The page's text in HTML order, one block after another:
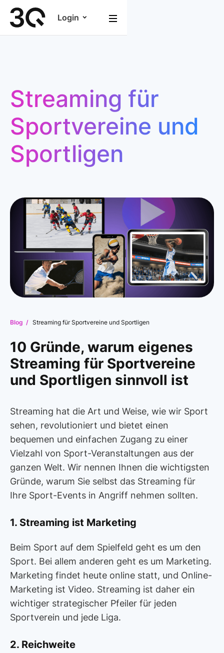
Login
Streaming für
Sportvereine und
Sportligen
Blog / Streaming für Sportvereine und Sportligen
10 Gründe, warum eigenes
Streaming für Sportvereine
und Sportligen sinnvoll ist
Streaming hat die Art und Weise, wie wir Sport
sehen, revolutioniert und bietet einen
bequemen und einfachen Zugang zu einer
Vielzahl von Sport-Veranstaltungen aus der
ganzen Welt. Wir nennen Ihnen die wichtigsten
Gründe, warum Sie selbst das Streaming für
Ihre Sport-Events in Angriff nehmen sollten.
1. Streaming ist Marketing
Beim Sport auf dem Spielfeld geht es um den
Sport. Bei allem anderen geht es um Marketing.
Marketing findet heute online statt, und Online-
Marketing ist Video. Streaming ist daher ein
wichtiger strategischer Pfeiler für jeden
Sportverein und jede Liga.
2. Reichweite